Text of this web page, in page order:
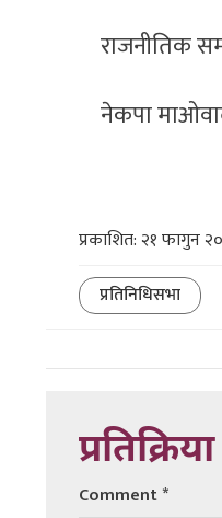
राजनीतिक
नेकपा
प्रकाशित: २१ फागुन
प्रतिनिधिसभा
प्रतिक्रिया
Comment*